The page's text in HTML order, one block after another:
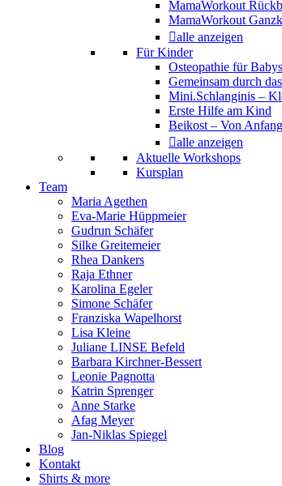
MamaWorkout
MamaWorkout
alle anzeigen
Für Kinder
Osteopathie für
Gemeinsam durch
Mini.Schlanginis –
Erste Hilfe am Kind
Beikost – Von
alle anzeigen
Aktuelle Workshops
Kursplan
Team
Maria Agethen
Eva-Marie Hüppmeier
Gudrun Schäfer
Silke Greitemeier
Rhea Dankers
Raja Ethner
Karolina Egeler
Simone Schäfer
Franziska Wapelhorst
Lisa Kleine
Juliane LINSE Befeld
Barbara Kirchner-Bessert
Leonie Pagnotta
Katrin Sprenger
Anne Starke
Afag Meyer
Jan-Niklas Spiegel
Blog
Kontakt
Shirts & more